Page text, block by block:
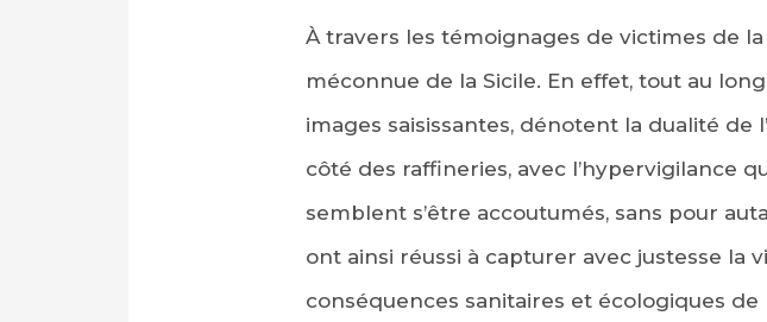
À travers les témoignages de victimes de
méconnue de la Sicile. En effet, tout au
images saisissantes, dénotent la dualité de
côté des raffineries, avec l’hypervigilance
semblent s’être accoutumés, sans pour
ont ainsi réussi à capturer avec justesse la
conséquences sanitaires et écologiques